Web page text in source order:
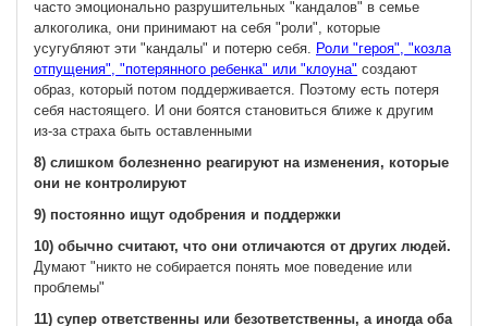
часто эмоционально разрушительных "кандалов" в семье
алкоголика, они принимают на себя "роли", которые
усугубляют эти "кандалы" и потерю себя. Роли "героя", "козла
отпущения", "потерянного ребенка" или "клоуна" создают
образ, который потом поддерживается. Поэтому есть потеря
себя настоящего. И они боятся становиться ближе к другим
из-за страха быть оставленными
8) слишком болезненно реагируют на изменения, которые
они не контролируют
9) постоянно ищут одобрения и поддержки
10) обычно считают, что они отличаются от других людей.
Думают "никто не собирается понять мое поведение или
проблемы"
11) супер ответственны или безответственны, а иногда оба